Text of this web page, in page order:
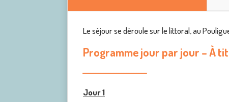
Le séjour se déroule sur le littoral, au
Programme jour par jour – À
Jour 1